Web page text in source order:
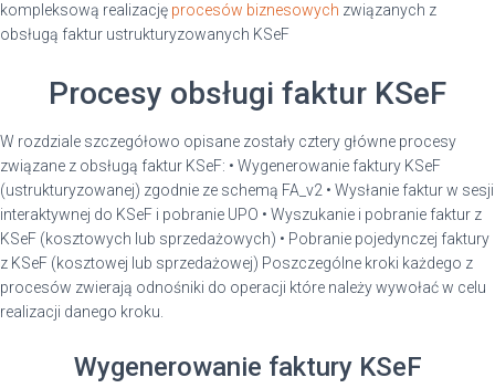
kompleksową realizację procesów biznesowych związanych z
obsługą faktur ustrukturyzowanych KSeF
Procesy obsługi faktur KSeF
W rozdziale szczegółowo opisane zostały cztery główne procesy
związane z obsługą faktur KSeF: • Wygenerowanie faktury KSeF
(ustrukturyzowanej) zgodnie ze schemą FA_v2 • Wysłanie faktur w sesji
interaktywnej do KSeF i pobranie UPO • Wyszukanie i pobranie faktur z
KSeF (kosztowych lub sprzedażowych) • Pobranie pojedynczej faktury
z KSeF (kosztowej lub sprzedażowej) Poszczególne kroki każdego z
procesów zwierają odnośniki do operacji które należy wywołać w celu
realizacji danego kroku.
Wygenerowanie faktury KSeF